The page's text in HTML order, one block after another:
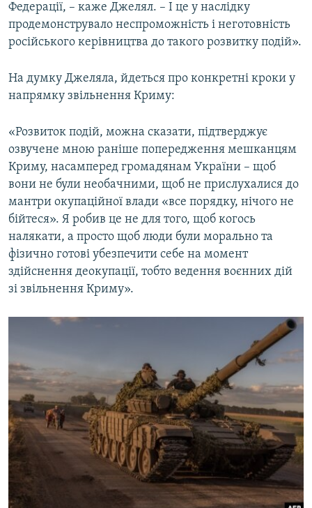
Федерації, – каже Джелял. – І це у наслідку
продемонструвало неспроможність і неготовність
російського керівництва до такого розвитку подій».
На думку Джеляла, йдеться про конкретні кроки у
напрямку звільнення Криму:
«Розвиток подій, можна сказати, підтверджує
озвучене мною раніше попередження мешканцям
Криму, насамперед громадянам України – щоб
вони не були необачними, щоб не прислухалися до
мантри окупаційної влади «все порядку, нічого не
бійтеся». Я робив це не для того, щоб когось
налякати, а просто щоб люди були морально та
фізично готові убезпечити себе на момент
здійснення деокупації, тобто ведення воєнних дій
зі звільнення Криму».